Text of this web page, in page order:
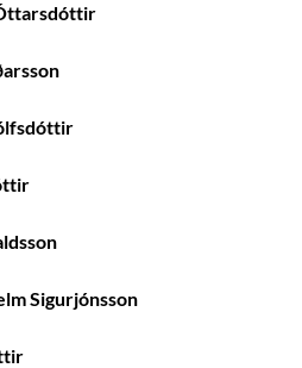
Sigurjónsson